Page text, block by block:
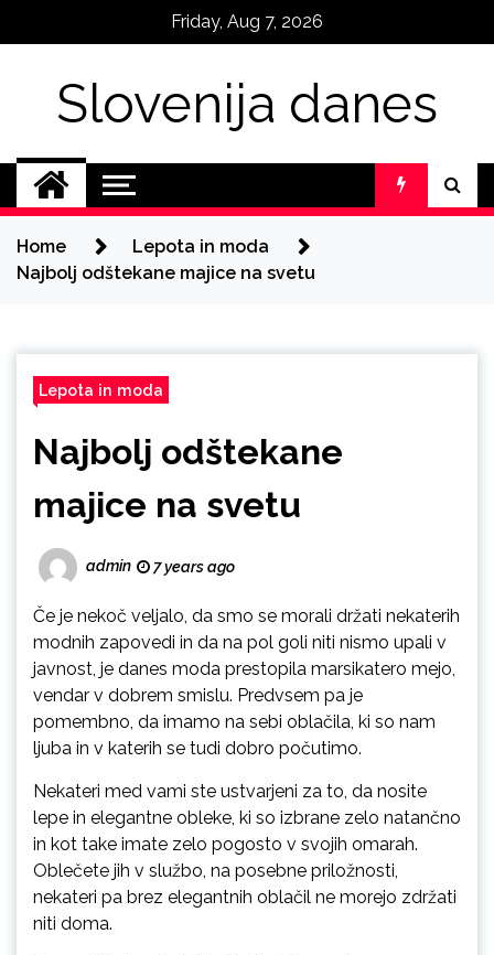
Friday, Aug 7, 2026
Slovenija danes
Home
Lepota in moda
Najbolj odštekane majice na svetu
Lepota in moda
Najbolj odštekane
majice na svetu
admin 7 years ago
Če je nekoč veljalo, da smo se morali držati nekaterih
modnih zapovedi in da na pol goli niti nismo upali v
javnost, je danes moda prestopila marsikatero mejo,
vendar v dobrem smislu. Predvsem pa je
pomembno, da imamo na sebi oblačila, ki so nam
ljuba in v katerih se tudi dobro počutimo.
Nekateri med vami ste ustvarjeni za to, da nosite
lepe in elegantne obleke, ki so izbrane zelo natančno
in kot take imate zelo pogosto v svojih omarah.
Oblečete jih v službo, na posebne priložnosti,
nekateri pa brez elegantnih oblačil ne morejo zdržati
niti doma.